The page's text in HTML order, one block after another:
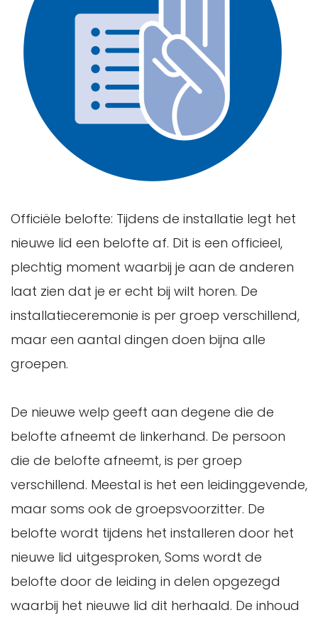
Officiële belofte: Tijdens de installatie legt het
nieuwe lid een belofte af. Dit is een officieel,
plechtig moment waarbij je aan de anderen
laat zien dat je er echt bij wilt horen. De
installatieceremonie is per groep verschillend,
maar een aantal dingen doen bijna alle
groepen.
De nieuwe welp geeft aan degene die de
belofte afneemt de linkerhand. De persoon
die de belofte afneemt, is per groep
verschillend. Meestal is het een leidinggevende,
maar soms ook de groepsvoorzitter. De
belofte wordt tijdens het installeren door het
nieuwe lid uitgesproken, Soms wordt de
belofte door de leiding in delen opgezegd
waarbij het nieuwe lid dit herhaald. De inhoud